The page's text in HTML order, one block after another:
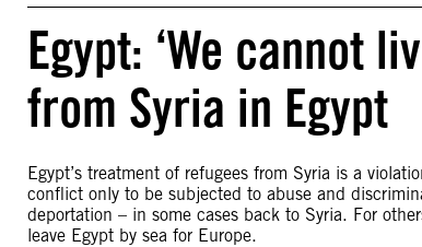
Egypt: ‘We cannot
from Syria in Egypt
Egypt’s treatment of refugees from Syria is a
conflict only to be subjected to abuse and
deportation – in some cases back to Syria. For
leave Egypt by sea for Europe.